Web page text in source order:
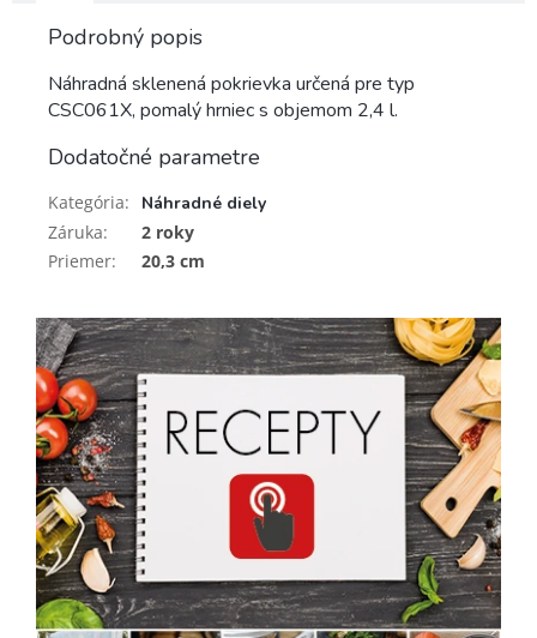
Podrobný popis
Náhradná sklenená pokrievka určená pre typ
CSC061X, pomalý hrniec s objemom 2,4 l.
Dodatočné parametre
Kategória:
Náhradné diely
Záruka:
2 roky
Priemer: 20,3 cm